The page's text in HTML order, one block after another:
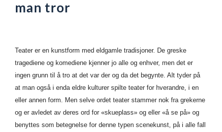
man tror
Teater er en kunstform med eldgamle tradisjoner. De greske
tragediene og komediene kjenner jo alle og enhver, men det er
ingen grunn til å tro at det var der og da det begynte. Alt tyder på
at man også i enda eldre kulturer spilte teater for hverandre, i en
eller annen form. Men selve ordet teater stammer nok fra grekerne
og er avledet av deres ord for «skueplass» og eller «å se på» og
benyttes som betegnelse for denne typen scenekunst, på i alle fall